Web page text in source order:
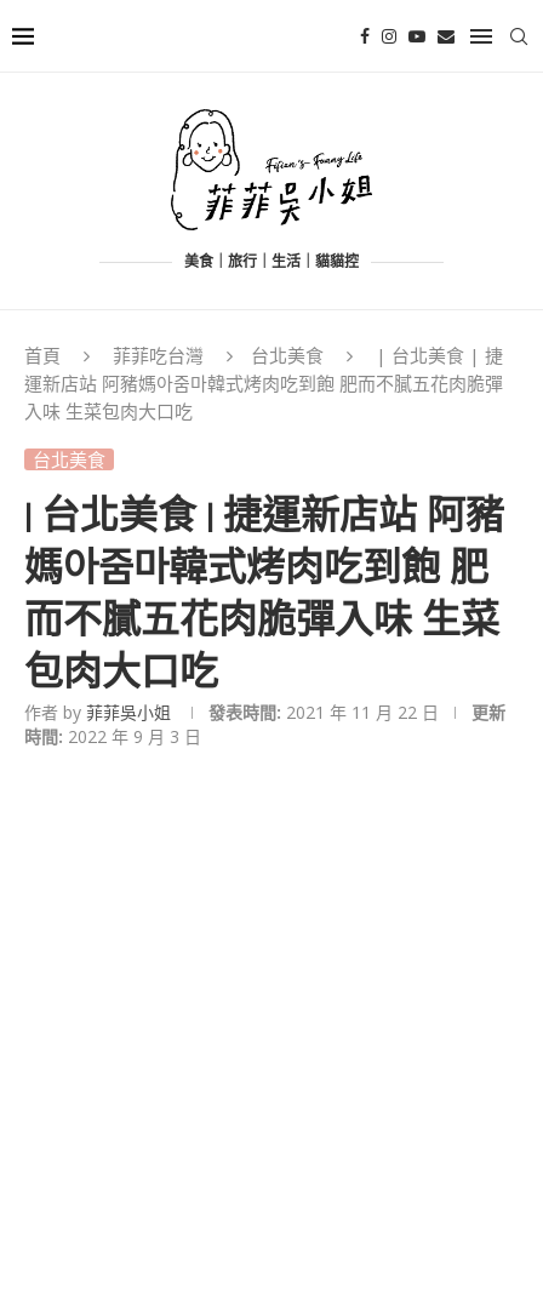
美食｜旅行｜生活｜貓貓控
首頁 菲菲吃台灣 台北美食
| 台北美食 | 捷
運新店站 阿豬媽아줌마韓式烤肉吃到飽 肥而不膩五花肉脆彈
入味 生菜包肉大口吃
台北美食
| 台北美食 | 捷運新店站 阿豬
媽아줌마韓式烤肉吃到飽 肥
而不膩五花肉脆彈入味 生菜
包肉大口吃
作者 by 菲菲吳小姐 發表時間: 2021 年 11 月 22 日
更新
時間: 2022 年 9 月 3 日